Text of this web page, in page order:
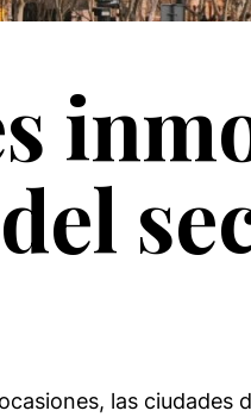
las